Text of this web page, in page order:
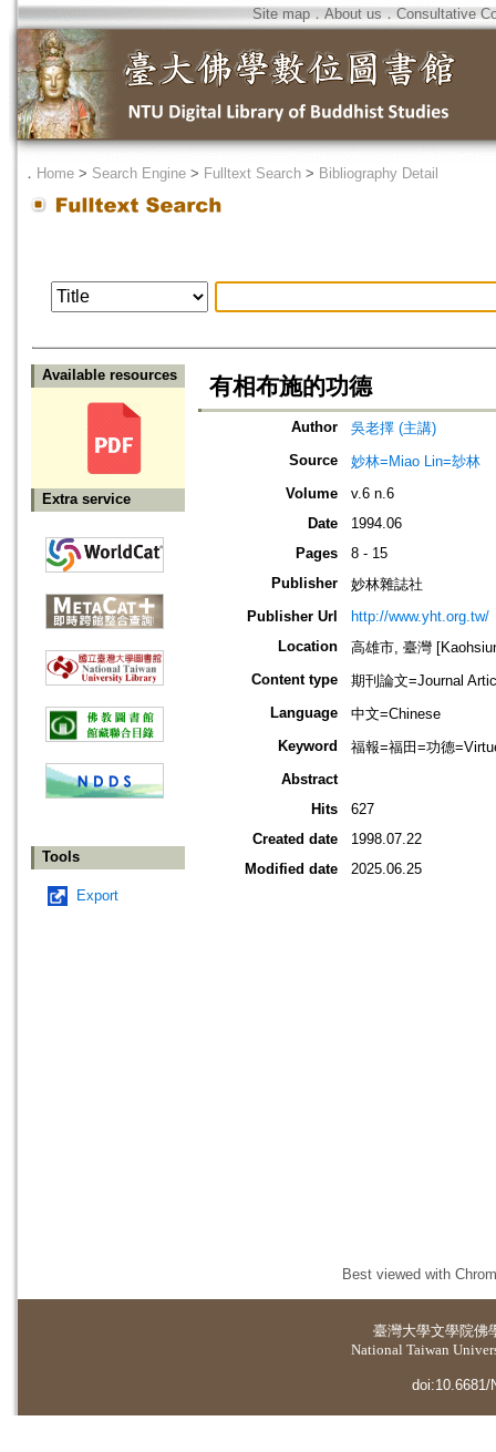
Site map．About us ． Consultative
． Home > Search Engine > Fulltext Search > Bibliography Detail
Available resources
Extra service
Tools
Export
有相布施的功德
Author
吳老擇 (主講)
Source
妙林=Miao Lin=玅林
Volume
v.6 n.6
Date
1994.06
Pages
8 - 15
Publisher
妙林雜誌社
Publisher Url
http://www.yht.org.tw/
Location
高雄市, 臺灣
Content type
期刊論文=Journal
Language
中文=Chinese
Keyword
福報=福田=功德
Abstract
Hits
627
Created date
1998.07.22
Modified date
2025.06.25
Best viewed with
臺灣大學文學院佛
National Taiwan
doi:10.6681/